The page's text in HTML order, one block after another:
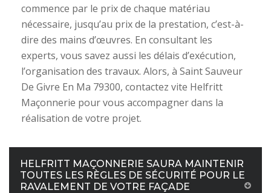
commence par le prix de chaque matériau
nécessaire, jusqu’au prix de la prestation, c’est-à-
dire des mains d’œuvres. En consultant les
experts, vous savez aussi les délais d’exécution,
l’organisation des travaux. Alors, à Saint Sauveur
De Givre En Ma 79300, contactez vite Helfritt
Maçonnerie pour vous accompagner dans la
réalisation de votre projet.
HELFRITT MAÇONNERIE SAURA MAINTENIR
TOUTES LES RÈGLES DE SÉCURITÉ POUR LE
RAVALEMENT DE VOTRE FAÇADE